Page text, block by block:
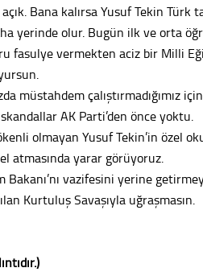
Bana kalırsa Yusuf Tekin
yerinde olur. Bugün ilk ve orta
fasulye vermekten aciz bir Milli
müstahdem çalıştırmadığımız
AK Parti’den önce yoktu.
olmayan Yusuf Tekin’in özel
el atmasında yarar görüyoruz.
Bakanı’nı vazifesini yerine
Kurtuluş Savaşıyla uğraşmasın.